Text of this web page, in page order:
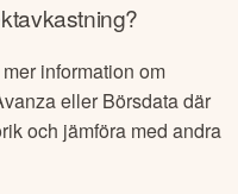
information om
eller Börsdata där
och jämföra med andra